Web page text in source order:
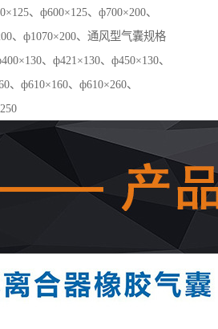
、ф600×125、ф700×200、
、ф1070×200、通风型气囊规格
、ф421×130、ф450×130、
、ф610×160、ф610×260、